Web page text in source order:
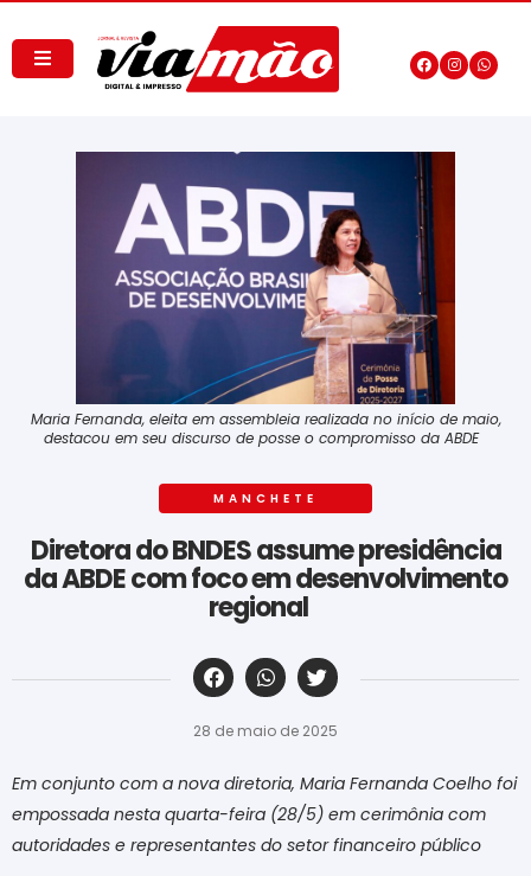
Maria Fernanda, eleita em assembleia realizada no início de maio,
destacou em seu discurso de posse o compromisso da ABDE
MANCHETE
Diretora do BNDES assume presidência
da ABDE com foco em desenvolvimento
regional
‎ ‎ ‎ ‎ ‎ ‎ ‎ ‎ ‎ ‎ ‎ ‎ ‎ ‎ ‎ ‎ ‎ ‎ ‎ ‎ ‎ ‎ ‎ ‎ ‎ ‎ ‎ ‎ ‎ ‎ ‎
28 de maio de 2025
Em conjunto com a nova diretoria, Maria Fernanda Coelho foi
empossada nesta quarta-feira (28/5) em cerimônia com
autoridades e representantes do setor financeiro público